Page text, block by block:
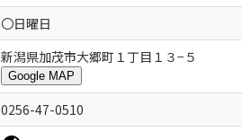
〇日曜日
新潟県加茂市大郷町１丁目１３−５
Google MAP
0256-47-0510